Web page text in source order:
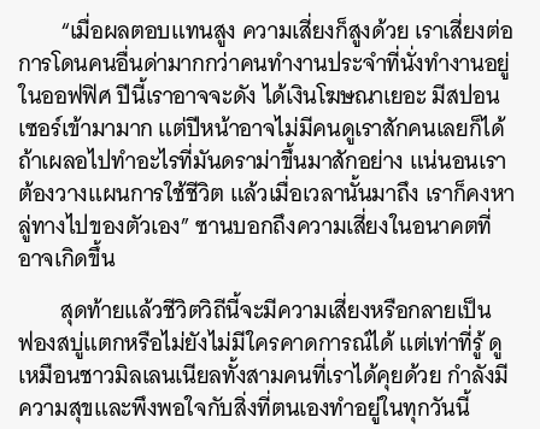
“เมื่อผลตอบแทนสูง ความเสี่ยงก็สูงด้วย เราเสี่ยงต่อ
การโดนคนอื่นด่ามากกว่าคนทำงานประจำที่นั่งทำงานอยู่
ในออฟฟิศ ปีนี้เราอาจจะดัง ได้เงินโฆษณาเยอะ มีสปอน
เซอร์เข้ามามาก แต่ปีหน้าอาจไม่มีคนดูเราสักคนเลยก็ได้
ถ้าเผลอไปทำอะไรที่มันดราม่าขึ้นมาสักอย่าง แน่นอนเรา
ต้องวางแผนการใช้ชีวิต แล้วเมื่อเวลานั้นมาถึง เราก็คงหา
ลู่ทางไปของตัวเอง” ซานบอกถึงความเสี่ยงในอนาคตที่
อาจเกิดขึ้น
สุดท้ายแล้วชีวิตวิถีนี้จะมีความเสี่ยงหรือกลายเป็น
ฟองสบู่แตกหรือไม่ยังไม่มีใครคาดการณ์ได้ แต่เท่าที่รู้ ดู
เหมือนชาวมิลเลนเนียลทั้งสามคนที่เราได้คุยด้วย กำลังมี
ความสุขและพึงพอใจกับสิ่งที่ตนเองทำอยู่ในทุกวันนี้